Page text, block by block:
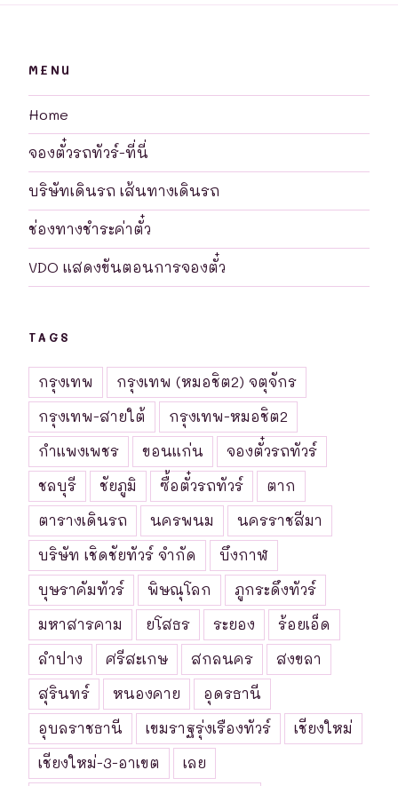
MENU
Home
จองตั๋วรถทัวร์-ที่นี่
บริษัทเดินรถ เส้นทางเดินรถ
ช่องทางชำระค่าตั๋ว
VDO แสดงขันตอนการจองตั๋ว
TAGS
กรุงเทพ
กรุงเทพ (หมอชิต2) จตุจักร
กรุงเทพ-สายใต้
กรุงเทพ-หมอชิต2
กำแพงเพชร
ขอนแก่น
จองตั๋วรถทัวร์
ชลบุรี
ชัยภูมิ ซื้อตั๋วรถทัวร์
ตาก
ตารางเดินรถ
นครพนม
นครราชสีมา
บริษัท เชิดชัยทัวร์ จำกัด
บึงกาฬ
บุษราคัมทัวร์
พิษณุโลก
ภูกระดึงทัวร์
มหาสารคาม
ยโสธร ระยอง
ร้อยเอ็ด
ลำปาง
ศรีสะเกษ สกลนคร
สงขลา
สุรินทร์
หนองคาย
อุดรธานี
อุบลราชธานี
เขมราฐรุ่งเรืองทัวร์
เชียงใหม่
เชียงใหม่-3-อาเขต
เลย